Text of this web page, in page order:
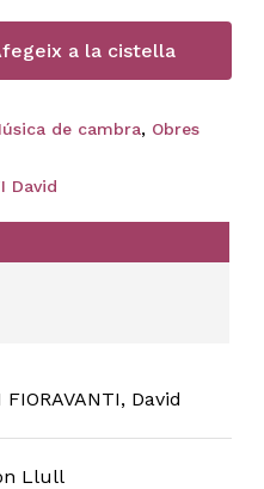
a la cistella
de cambra, Obres
David
FIORAVANTI, David
Llull